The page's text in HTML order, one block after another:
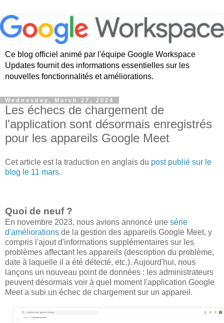
Ce blog officiel animé par l'équipe Google Workspace
Updates fournit des informations essentielles sur les
nouvelles fonctionnalités et améliorations.
Wednesday, March 27, 2024
Les échecs de chargement de
l'application sont désormais enregistrés
pour les appareils Google Meet
Cet article est la traduction en anglais du post publié sur le
blog le 11 mars.
Quoi de neuf ?
En novembre 2023, nous avions annoncé une série
d'améliorations de la gestion des appareils Google Meet, y
compris l'ajout d'informations supplémentaires sur les
problèmes affectant les appareils (description du problème,
date à laquelle il a été détecté, etc.). Aujourd'hui, nous
lançons un nouveau point de données : les administrateurs
peuvent désormais voir à quel moment l'application Google
Meet a subi un échec de chargement sur un appareil.